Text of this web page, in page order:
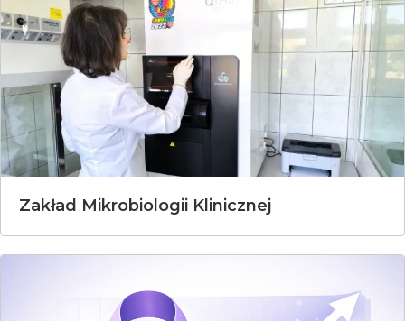
Zakład Mikrobiologii Klinicznej